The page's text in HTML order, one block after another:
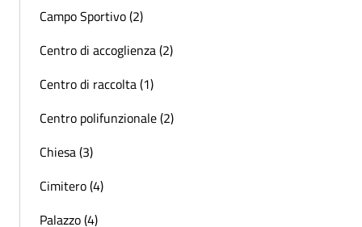
Campo Sportivo (2)
Centro di accoglienza (2)
Centro di raccolta (1)
Centro polifunzionale (2)
Chiesa (3)
Cimitero (4)
Palazzo (4)